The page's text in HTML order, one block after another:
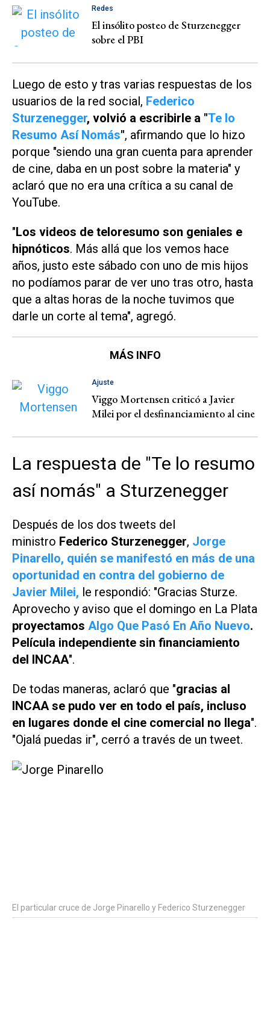
Redes
El insólito posteo de Sturzenegger
sobre el PBI
Luego de esto y tras varias respuestas de los
usuarios de la red social, Federico
Sturzenegger, volvió a escribirle a "Te lo
Resumo Así Nomás", afirmando que lo hizo
porque "siendo una gran cuenta para aprender
de cine, daba en un post sobre la materia" y
aclaró que no era una crítica a su canal de
YouTube.
"Los videos de teloresumo son geniales e
hipnóticos. Más allá que los vemos hace
años, justo este sábado con uno de mis hijos
no podíamos parar de ver uno tras otro, hasta
que a altas horas de la noche tuvimos que
darle un corte al tema", agregó.
MÁS INFO
Ajuste
Viggo Mortensen criticó a Javier
Milei por el desfinanciamiento al cine
La respuesta de "Te lo resumo
así nomás" a Sturzenegger
Después de los dos tweets del
ministro Federico Sturzenegger, Jorge
Pinarello, quién se manifestó en más de una
oportunidad en contra del gobierno de
Javier Milei, le respondió: "Gracias Sturze.
Aprovecho y aviso que el domingo en La Plata
proyectamos Algo Que Pasó En Año Nuevo.
Película independiente sin financiamiento
del INCAA".
De todas maneras, aclaró que "gracias al
INCAA se pudo ver en todo el país, incluso
en lugares donde el cine comercial no llega".
"Ojalá puedas ir", cerró a través de un tweet.
El particular cruce de Jorge Pinarello y Federico Sturzenegger